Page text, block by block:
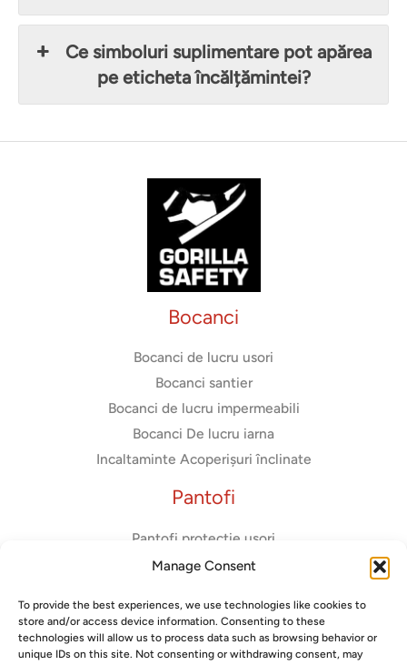
Manage Consent
To provide the best experiences, we use technologies like cookies to
store and/or access device information. Consenting to these
technologies will allow us to process data such as browsing behavior or
unique IDs on this site. Not consenting or withdrawing consent, may
Ce simboluri suplimentare pot apărea
pe eticheta încălțămintei?
Bocanci
Bocanci de lucru usori
Bocanci santier
Bocanci de lucru impermeabili
Bocanci De lucru iarna
Incaltaminte Acoperișuri înclinate
Pantofi
Pantofi protectie usori
Adidasi de protectie
Pantofi diadora
Pantofi fara bombeu metalic